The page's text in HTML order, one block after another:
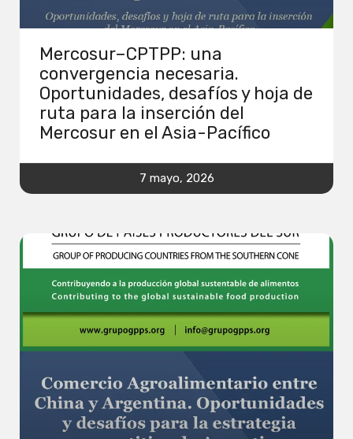
Mercosur–CPTPP: una
convergencia necesaria.
Oportunidades, desafíos y hoja de
ruta para la inserción del
Mercosur en el Asia-Pacífico
7 mayo, 2026